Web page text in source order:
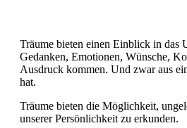
Träume bieten einen Einblick in das
Gedanken, Emotionen, Wünsche,
Ausdruck kommen. Und zwar aus
hat.
Träume bieten die Möglichkeit,
unserer Persönlichkeit zu erkunden.